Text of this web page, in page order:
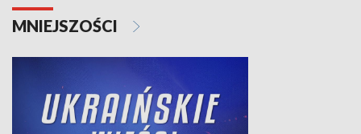
MNIEJSZOŚCI